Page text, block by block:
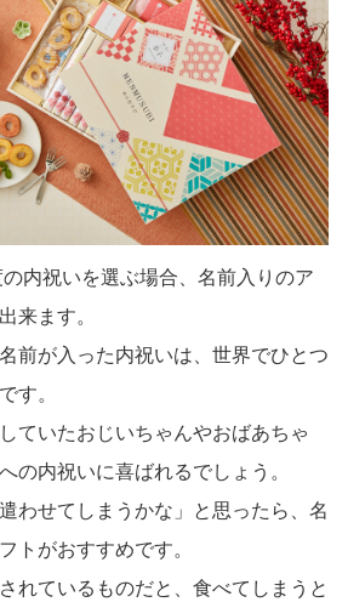
内祝いを選ぶ場合、名前入りのア
来ます。
前が入った内祝いは、世界でひとつ
す。
ていたおじいちゃんやおばあちゃ
の内祝いに喜ばれるでしょう。
わせてしまうかな」と思ったら、名
トがおすすめです。
れているものだと、食べてしまうと